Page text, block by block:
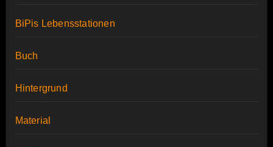
BiPis Lebensstationen
Buch
Hintergrund
Material